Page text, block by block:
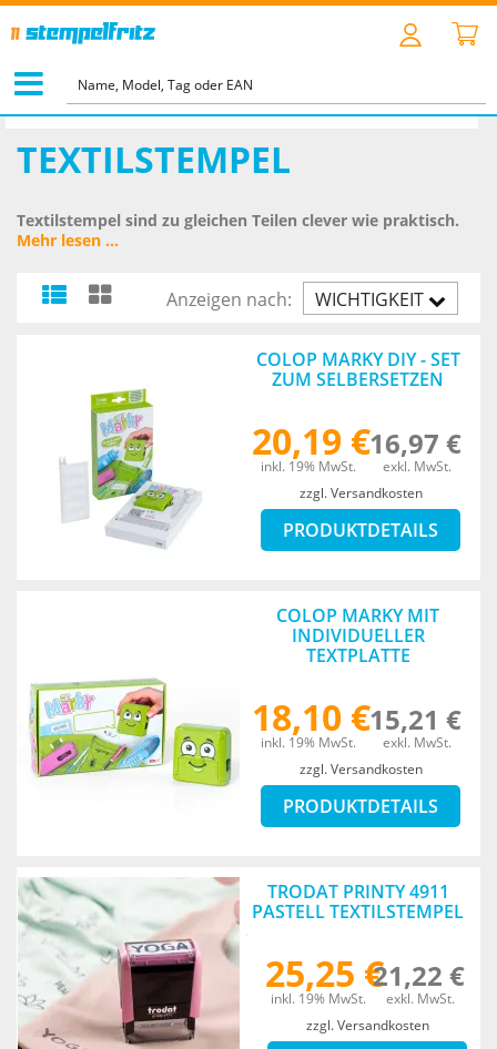
>
TEXTILSTEMPEL
TEXTILSTEMPEL
Textilstempel sind zu gleichen Teilen clever wie praktisch.
Mehr lesen ...
WICHTIGKEIT
Anzeigen nach:
COLOP MARKY DIY - SET
ZUM SELBERSETZEN
20,19 €
inkl. 19% MwSt.
16,97 €
exkl. MwSt.
zzgl. Versandkosten
PRODUKTDETAILS
COLOP MARKY MIT
INDIVIDUELLER
TEXTPLATTE
18,10 €
inkl. 19% MwSt.
15,21 €
exkl. MwSt.
zzgl. Versandkosten
PRODUKTDETAILS
TRODAT PRINTY 4911
PASTELL TEXTILSTEMPEL
25,25 €
inkl. 19% MwSt.
21,22 €
exkl. MwSt.
zzgl. Versandkosten